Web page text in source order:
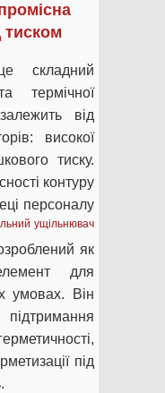
тиском
складний
термічної
від
високої
тиску.
контуру
персоналу
ущільнювач
як
для
умовах. Він
під